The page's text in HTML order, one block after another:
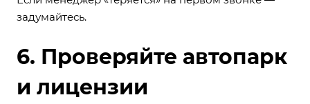
задумайтесь.
6. Проверяйте автопарк
и лицензии